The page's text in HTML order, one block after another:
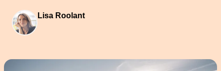
Lisa Roolant